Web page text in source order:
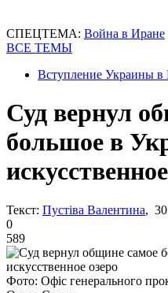
СПЕЦТЕМА: Война в Иране
ВСЕ ТЕМЫ
Вступление Украины в
Суд вернул
большое в
Текст: Пустіва Валентина, 30
0
589
Фото: Офіс генерального